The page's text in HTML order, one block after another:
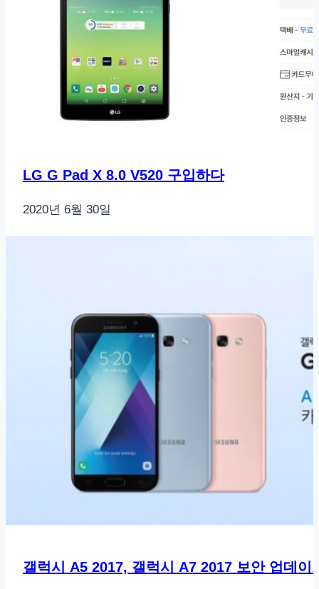
LG G Pad X 8.0 V520 구입하다
2020년 6월 30일
갤럭시 A5 2017, 갤럭시 A7 2017 보안 업데이